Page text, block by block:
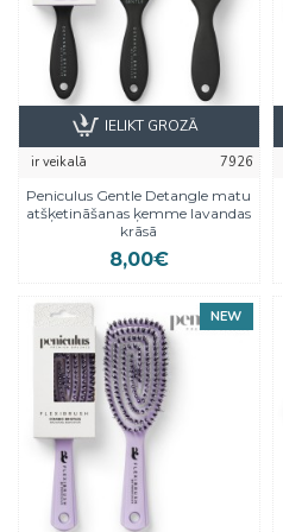
ir veikalā
7926
Peniculus Gentle Detangle matu
atšķetināšanas ķemme lavandas
krāsā
8,00€
IELIKT GROZĀ
NEW